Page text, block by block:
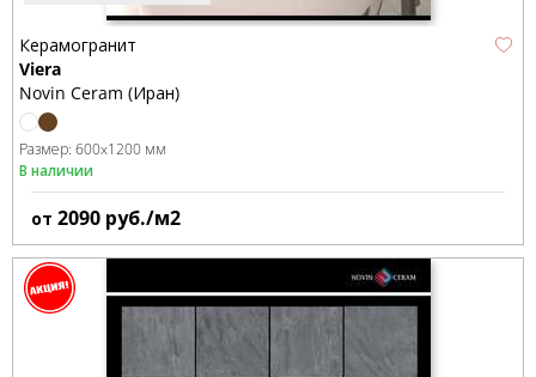
Керамогранит
Viera
Novin Ceram (Иран)
Размер: 600x1200 мм
В наличии
от 2090 руб./м2